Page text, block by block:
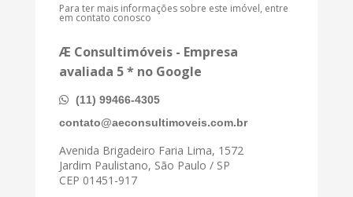
Para ter mais informações sobre este imóvel, entre
em contato conosco
Æ Consultimóveis - Empresa
avaliada 5 * no Google
(11) 99466-4305
contato@aeconsultimoveis.com.br
Avenida Brigadeiro Faria Lima, 1572
Jardim Paulistano, São Paulo / SP
CEP 01451-917